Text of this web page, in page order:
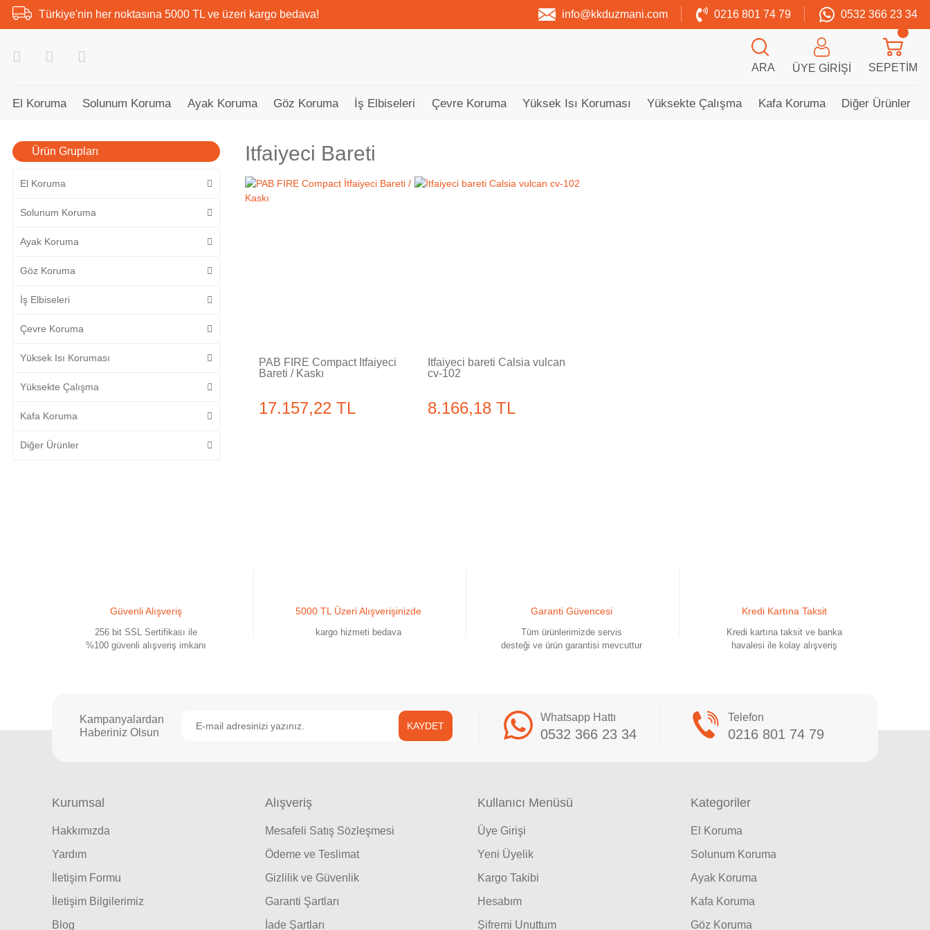
Türkiye'nin her noktasına 5000 TL ve üzeri kargo bedava! info@kkduzmani.com 0216 801 74 79 0532 366 23 34
ARA ÜYE GIRIŞI SEPETIM
El Koruma Solunum Koruma Ayak Koruma Göz Koruma İş Elbiseleri Çevre Koruma Yüksek Isı Koruması Yüksekte Çalışma Kafa Koruma Diğer Ürünler
Ürün Grupları
El Koruma
Solunum Koruma
Ayak Koruma
Göz Koruma
İş Elbiseleri
Çevre Koruma
Yüksek Isı Koruması
Yüksekte Çalışma
Kafa Koruma
Diğer Ürünler
Itfaiyeci Bareti
PAB FIRE Compact İtfaiyeci
Bareti / Kaskı
17.157,22 TL
İtfaiyeci bareti Calsia vulcan
cv-102
8.166,18 TL
Güvenli Alışveriş
256 bit SSL Sertifikası ile
%100 güvenli alışveriş imkanı
5000 TL Üzeri Alışverişinizde
kargo hizmeti bedava
Garanti Güvencesi
Tüm ürünlerimizde servis
desteği ve ürün garantisi mevcuttur
Kredi Kartına Taksit
Kredi kartına taksit ve banka
havalesi ile kolay alışveriş
Kampanyalardan
Haberiniz Olsun
KAYDET
Whatsapp Hattı
0532 366 23 34
Telefon
0216 801 74 79
Kurumsal
Hakkımızda
Yardım
İletişim Formu
İletişim Bilgilerimiz
Blog
Alışveriş
Mesafeli Satış Sözleşmesi
Ödeme ve Teslimat
Gizlilik ve Güvenlik
Garanti Şartları
İade Şartları
Kullanıcı Menüsü
Üye Girişi
Yeni Üyelik
Kargo Takibi
Hesabım
Şifremi Unuttum
Kategoriler
El Koruma
Solunum Koruma
Ayak Koruma
Kafa Koruma
Göz Koruma